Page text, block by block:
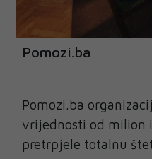
Pomozi.ba
Pomozi.ba
vrijednosti od milion
pretrpjele totalnu